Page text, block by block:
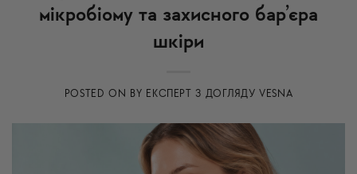
мікробіому та захисного бар’єра
шкіри
POSTED ON BY ЕКСПЕРТ З ДОГЛЯДУ VESNA